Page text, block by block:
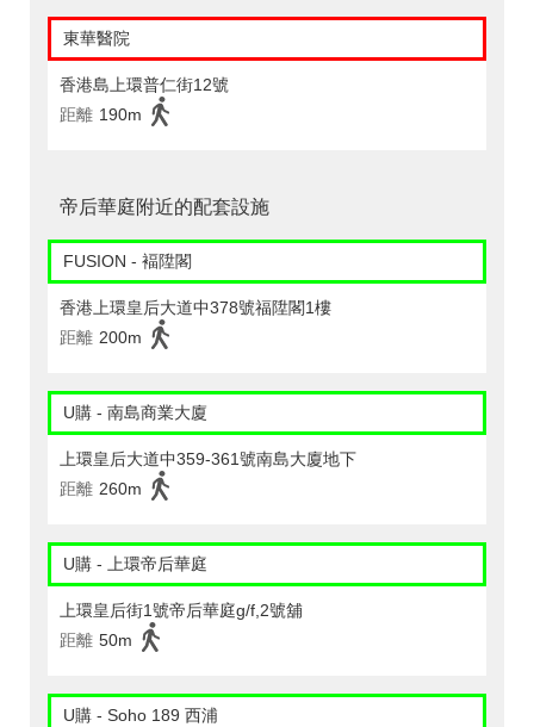
東華醫院
香港島上環普仁街12號
距離 190m
帝后華庭附近的配套設施
FUSION - 褔陞閣
香港上環皇后大道中378號福陞閣1樓
距離 200m
U購 - 南島商業大廈
上環皇后大道中359-361號南島大廈地下
距離 260m
U購 - 上環帝后華庭
上環皇后街1號帝后華庭g/f,2號舖
距離 50m
U購 - Soho 189 西浦